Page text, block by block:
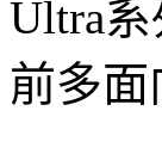
Ultra
前多